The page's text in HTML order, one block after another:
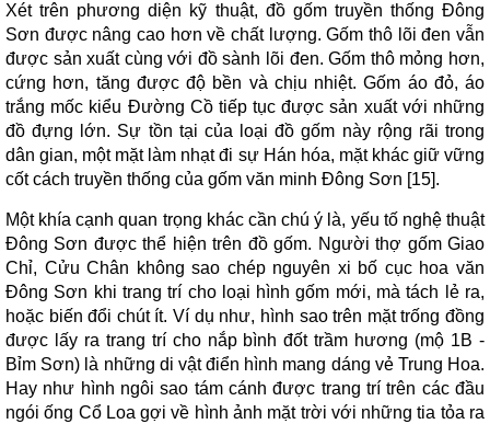
Xét trên phương diện kỹ thuật, đồ gốm truyền thống Đông
Sơn được nâng cao hơn về chất lượng. Gốm thô lõi đen vẫn
được sản xuất cùng với đồ sành lõi đen. Gốm thô mỏng hơn,
cứng hơn, tăng được độ bền và chịu nhiệt. Gốm áo đỏ, áo
trắng mốc kiểu Đường Cồ tiếp tục được sản xuất với những
đồ đựng lớn. Sự tồn tại của loại đồ gốm này rộng rãi trong
dân gian, một mặt làm nhạt đi sự Hán hóa, mặt khác giữ vững
cốt cách truyền thống của gốm văn minh Đông Sơn [15].
Một khía cạnh quan trọng khác cần chú ý là, yếu tố nghệ thuật
Đông Sơn được thể hiện trên đồ gốm. Người thợ gốm Giao
Chỉ, Cửu Chân không sao chép nguyên xi bố cục hoa văn
Đông Sơn khi trang trí cho loại hình gốm mới, mà tách lẻ ra,
hoặc biến đổi chút ít. Ví dụ như, hình sao trên mặt trống đồng
được lấy ra trang trí cho nắp bình đốt trầm hương (mộ 1B -
Bỉm Sơn) là những di vật điển hình mang dáng vẻ Trung Hoa.
Hay như hình ngôi sao tám cánh được trang trí trên các đầu
ngói ống Cổ Loa gợi về hình ảnh mặt trời với những tia tỏa ra